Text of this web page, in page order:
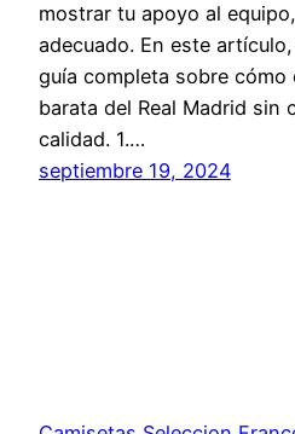
mostrar tu apoyo al
adecuado. En este
guía completa sobre cómo
barata del Real Madrid sin
calidad. 1.…
septiembre 19, 2024